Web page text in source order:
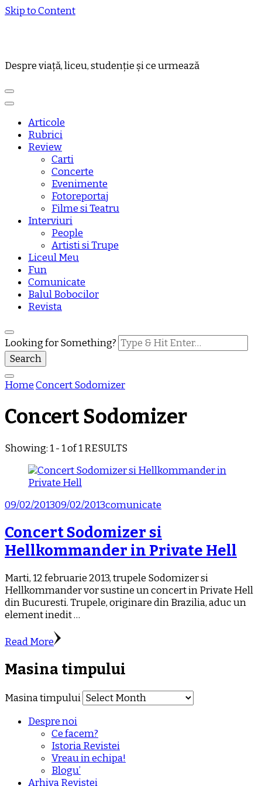
Skip to Content
Despre viață, liceu, studenție și ce urmează
Articole
Rubrici
Review
Carti
Concerte
Evenimente
Fotoreportaj
Filme si Teatru
Interviuri
People
Artisti si Trupe
Liceul Meu
Fun
Comunicate
Balul Bobocilor
Revista
Looking for Something?
HomeConcert Sodomizer
Concert Sodomizer
Showing: 1 - 1 of 1 RESULTS
09/02/201309/02/2013comunicate
Concert Sodomizer si
Hellkommander in Private Hell
Marti, 12 februarie 2013, trupele Sodomizer si
Hellkommander vor sustine un concert in Private Hell
din Bucuresti. Trupele, originare din Brazilia, aduc un
element inedit …
Read More
Masina timpului
Masina timpului
Despre noi
Ce facem?
Istoria Revistei
Vreau in echipa!
Blogu’
Arhiva Revistei